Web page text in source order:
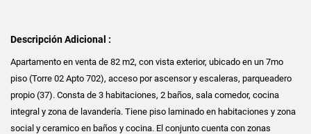
Descripción Adicional :
Apartamento en venta de 82 m2, con vista exterior, ubicado en un 7mo
piso (Torre 02 Apto 702), acceso por ascensor y escaleras, parqueadero
propio (37). Consta de 3 habitaciones, 2 baños, sala comedor, cocina
integral y zona de lavandería. Tiene piso laminado en habitaciones y zona
social y ceramico en baños y cocina. El conjunto cuenta con zonas